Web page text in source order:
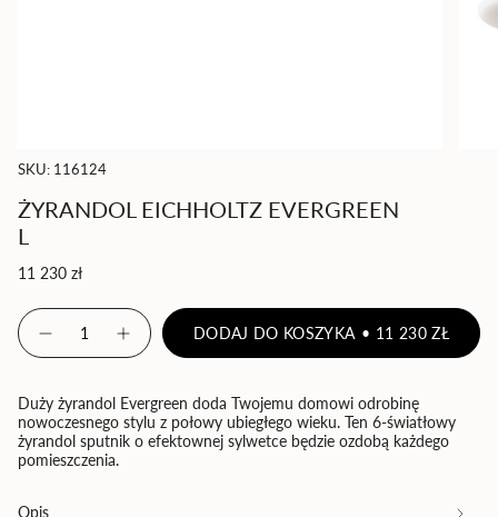
SKU: 116124
ŻYRANDOL EICHHOLTZ EVERGREEN
L
Cena
11 230 zł
{"in_cart_html"=>"
<span
class=\"quantity-
{{
quantity
}}
</span>
koszyku",
Zmniejsz
ilość
Eichholtz
Evergreen
L
Zwiększ
ilość
Eichholtz
Evergreen
L">
DODAJ DO KOSZYKA 11 230 ZŁ
Duży żyrandol Evergreen doda Twojemu domowi odrobinę
nowoczesnego stylu z połowy ubiegłego wieku. Ten 6-światłowy
żyrandol sputnik o efektownej sylwetce będzie ozdobą każdego
pomieszczenia.
Opis